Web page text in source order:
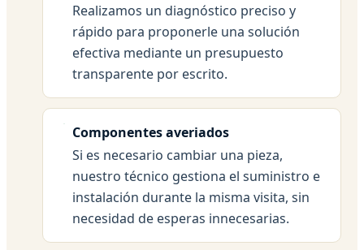
Realizamos un diagnóstico preciso y
rápido para proponerle una solución
efectiva mediante un presupuesto
transparente por escrito.
Componentes averiados
Si es necesario cambiar una pieza,
nuestro técnico gestiona el suministro e
instalación durante la misma visita, sin
necesidad de esperas innecesarias.